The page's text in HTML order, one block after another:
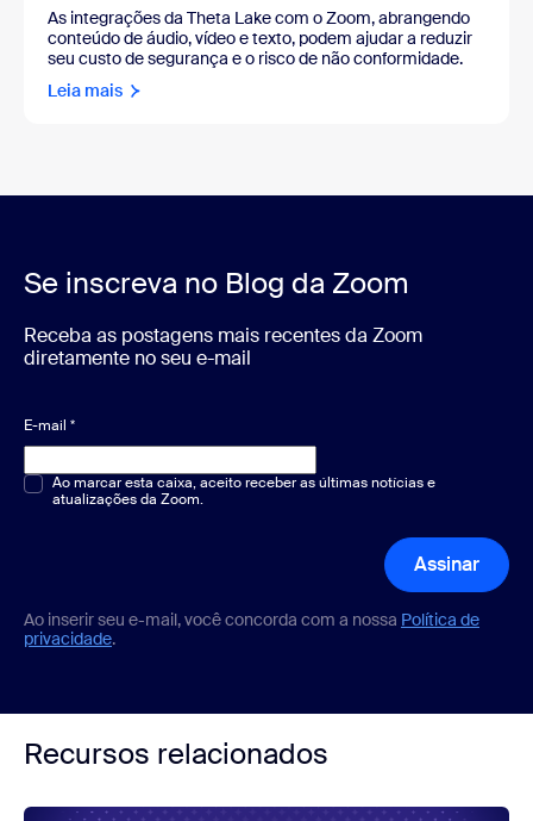
As integrações da Theta Lake com o Zoom, abrangendo
conteúdo de áudio, vídeo e texto, podem ajudar a reduzir
seu custo de segurança e o risco de não conformidade.
Leia mais
Se inscreva no Blog da Zoom
Receba as postagens mais recentes da Zoom
diretamente no seu e-mail
E-mail *
Múltipla escolha ou resposta única*
Ao marcar esta caixa, aceito receber as últimas notícias e
atualizações da Zoom.
Assinar
Ao inserir seu e-mail, você concorda com a nossa Política de
privacidade.
Recursos relacionados